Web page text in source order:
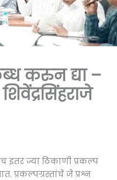
करुन द्या –
इतर ज्या ठिकाणी प्रकल्प
प्रकल्पग्रस्तांचे जे प्रश्न